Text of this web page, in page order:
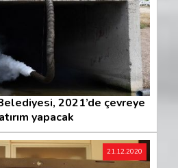
2021’de çevreye
yapacak
21.12.2020